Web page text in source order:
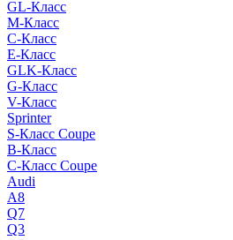
GL-Класс
M-Класс
C-Класс
E-Класс
GLK-Класс
G-Класс
V-Класс
Sprinter
S-Класс Сoupe
B-Класс
C-Класс Coupe
Audi
A8
Q7
Q3